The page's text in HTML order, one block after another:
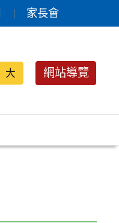
家長會
大 網站導覽